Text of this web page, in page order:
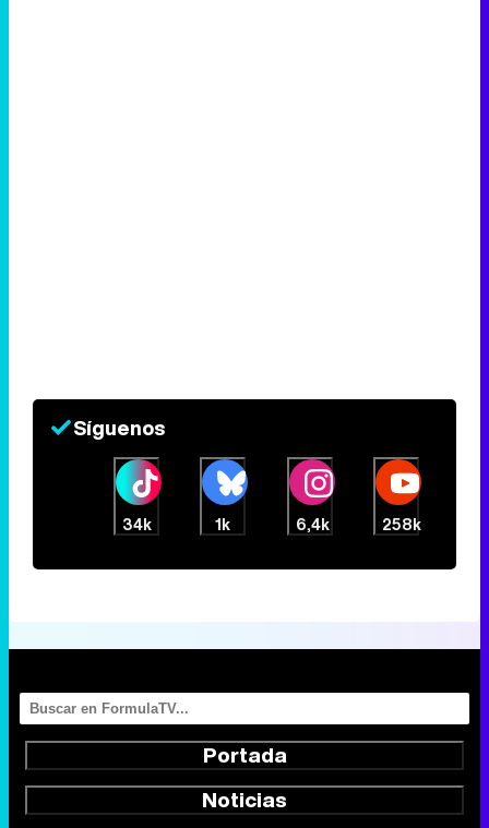
Síguenos
34k 1k 6,4k 258k
Portada
Noticias